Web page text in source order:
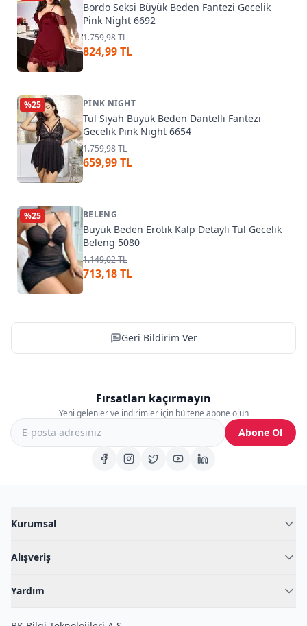
Bordo Seksi Büyük Beden Fantezi Gecelik
Pink Night 6692
1.759,98 TL
824,99 TL
%25 PINK NIGHT
Tül Siyah Büyük Beden Dantelli Fantezi
Gecelik Pink Night 6654
1.759,98 TL
659,99 TL
%25 BELENG
Büyük Beden Erotik Kalp Detaylı Tül Gecelik
Beleng 5080
1.149,02 TL
713,18 TL
Geri Bildirim Ver
Fırsatları kaçırmayın
Yeni gelenler ve indirimler için bültene abone olun
Abone Ol
Kurumsal
Blog
İç Giyim Rehberi
Alışveriş
Fantazi İç Giyim
Yardım